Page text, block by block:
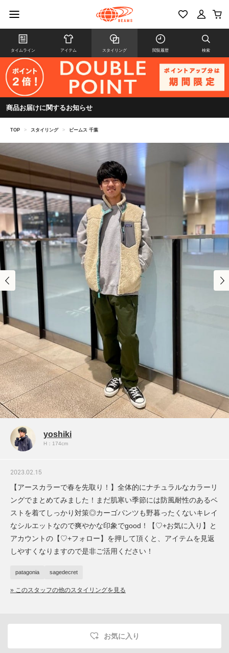
タイムライン アイテム スタイリング 閲覧履歴 検索
商品お届けに関するお知らせ
TOP > スタイリング > ビームス 千葉
yoshiki
H：174cm
2023.02.15
【アースカラーで春を先取り！】全体的にナチュラルなカラーリ
ングでまとめてみました！まだ肌寒い季節には防風耐性のあるベ
ストを着てしっかり対策◎カーゴパンツも野暮ったくないキレイ
なシルエットなので爽やかな印象でgood！【♡+お気に入り】と
アカウントの【♡+フォロー】を押して頂くと、アイテムを見返
しやすくなりますので是非ご活用ください！
patagonia sagedecret
» このスタッフの他のスタイリングを見る
お気に入り